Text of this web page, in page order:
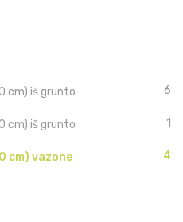
cm) iš grunto 6
cm) iš grunto 1
cm) vazone 4